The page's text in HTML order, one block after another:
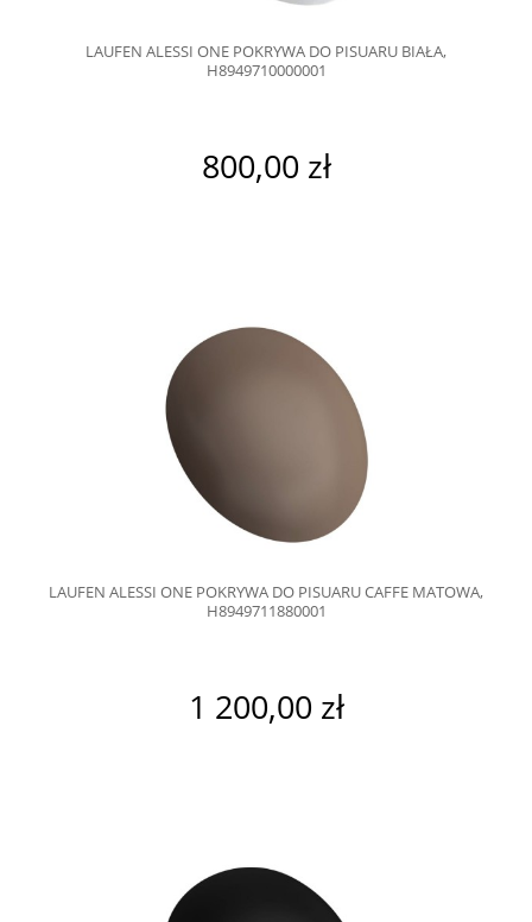
LAUFEN ALESSI ONE POKRYWA DO PISUARU BIAŁA,
H8949710000001
800,00 zł
LAUFEN ALESSI ONE POKRYWA DO PISUARU CAFFE MATOWA,
H8949711880001
1 200,00 zł